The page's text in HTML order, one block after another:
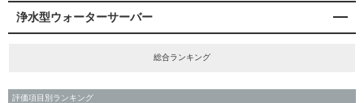
浄水型ウォーターサーバー
総合ランキング
評価項目別ランキング